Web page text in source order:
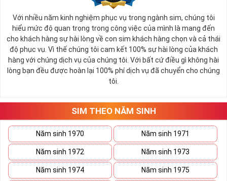
Ý nghĩa sim tứ quý 2
Theo quan niệm phong thủy
Số 2 tượng trưng cho sự cân bằng, hài hòa của âm dương và đất
trời. Sự cân bằng này giúp cho mọi việc đều thuận lợi và mang lại
nhiều may mắn trong cuộc sống và kinh doanh.
Số 2 còn biểu trưng cho lòng tốt, sự ổn định và tính hai mặt của
mọi vấn đề. Số 2 giúp cho họ có được sự lựa chọn, để đưa ra
những hướng giải quyết đúng đắn nhắt.
tứ 2 cùng xuất hiện trong một dãy số sim càng giúp cho ý nghĩa
sim tứ quýtăng lên gấp bội. Sở hữu sim Tứ Quý 2 giúp khích lệ tinh
thần người sở hữu là không sợ bất cứ điều gì mà hãy cứ làm thì
mọi điều tốt đẹp và may mắn ắt sẽ đến.
Lợi ích sim Tứ Quý 2 mang lại là gì?
Với nhiều năm kinh nghiệm phục vụ trong ngành sim, chúng tôi
hiểu mức độ quan trọng trong công việc của mình là mang đến
cho khách hàng sự hài lòng về con sim khách hàng chọn và cả thái
độ phục vụ. Vì thế chúng tôi cam kết 100% sự hài lòng của khách
hàng với chúng dịch vụ của chúng tôi. Với bất cứ điều gì không hài
lòng bạn đều được hoàn lại 100% phí dịch vụ đã chuyển cho chúng
tôi.
SIM THEO NĂM SINH
Năm sinh 1970 Năm sinh 1971
Năm sinh 1972 Năm sinh 1973
Năm sinh 1974 Năm sinh 1975